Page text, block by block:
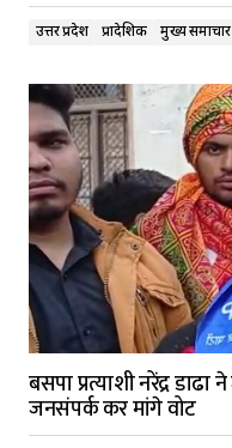
उत्तर प्रदेश प्रादेशिक मुख्य समाचार
बसपा प्रत्याशी नरेंद्र डाढा
जनसंपर्क कर मांगे वोट